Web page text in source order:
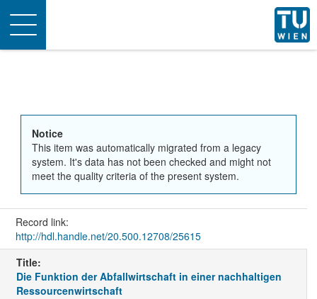
Toggle
navigation
Notice
This item was automatically migrated from a legacy
system. It's data has not been checked and might not
meet the quality criteria of the present system.
Record link:
http://hdl.handle.net/20.500.12708/25615
Title:
Die Funktion der Abfallwirtschaft in einer nachhaltigen
Ressourcenwirtschaft